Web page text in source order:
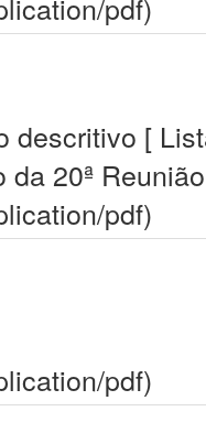
descritivo [
20ª
pdf)
pdf)